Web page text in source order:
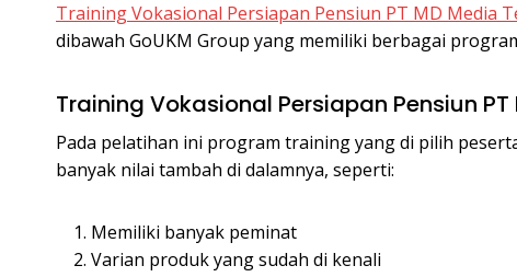
Training Vokasional Persiapan Pensiun PT MD Media
dibawah GoUKM Group yang memiliki berbagai
Training Vokasional Persiapan Pensiun
Pada pelatihan ini program training yang di pilih
banyak nilai tambah di dalamnya, seperti:
Memiliki banyak peminat
Varian produk yang sudah di kenali